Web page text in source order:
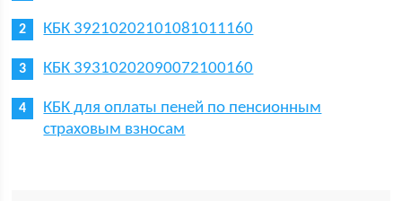
КБК 39210202101081011160
КБК 39310202090072100160
КБК для оплаты пеней по пенсионным
страховым взносам